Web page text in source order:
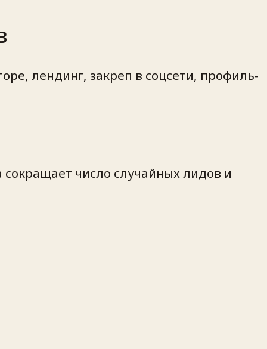
лендинг, закреп в соцсети, профиль-
число случайных лидов и